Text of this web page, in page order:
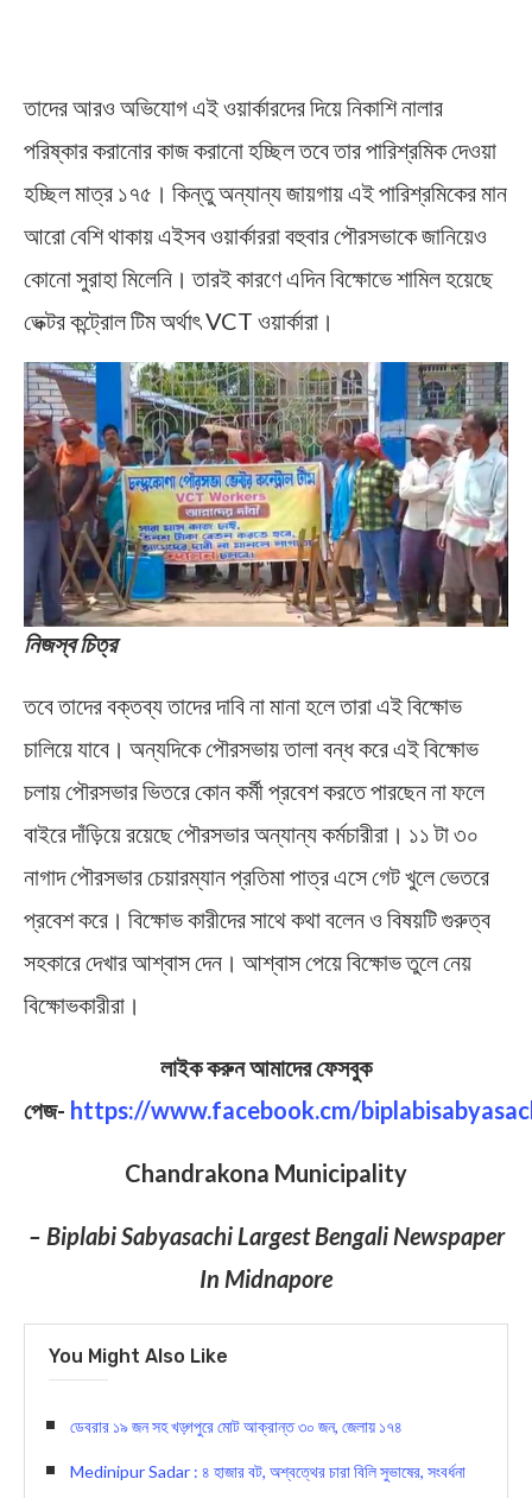
তাদের আরও অভিযোগ এই ওয়ার্কারদের দিয়ে নিকাশি নালার
পরিষ্কার করানোর কাজ করানো হচ্ছিল তবে তার পারিশ্রমিক দেওয়া
হচ্ছিল মাত্র ১৭৫। কিন্তু অন্যান্য জায়গায় এই পারিশ্রমিকের মান
আরো বেশি থাকায় এইসব ওয়ার্কাররা বহুবার পৌরসভাকে জানিয়েও
কোনো সুরাহা মিলেনি। তারই কারণে এদিন বিক্ষোভে শামিল হয়েছে
ভেক্টর কন্ট্রোল টিম অর্থাৎ VCT ওয়ার্কারা।
নিজস্ব চিত্র
তবে তাদের বক্তব্য তাদের দাবি না মানা হলে তারা এই বিক্ষোভ
চালিয়ে যাবে। অন্যদিকে পৌরসভায় তালা বন্ধ করে এই বিক্ষোভ
চলায় পৌরসভার ভিতরে কোন কর্মী প্রবেশ করতে পারছেন না ফলে
বাইরে দাঁড়িয়ে রয়েছে পৌরসভার অন্যান্য কর্মচারীরা। ১১ টা ৩০
নাগাদ পৌরসভার চেয়ারম্যান প্রতিমা পাত্র এসে গেট খুলে ভেতরে
প্রবেশ করে। বিক্ষোভ কারীদের সাথে কথা বলেন ও বিষয়টি গুরুত্ব
সহকারে দেখার আশ্বাস দেন। আশ্বাস পেয়ে বিক্ষোভ তুলে নেয়
বিক্ষোভকারীরা।
লাইক করুন আমাদের ফেসবুক
পেজ- https://www.facebook.cm/
Chandrakona Municipality
– Biplabi Sabyasachi Largest Bengali Newspaper
In Midnapore
You Might Also Like
ডেবরার ১৯ জন সহ খড়্গপুরে মোট আক্রান্ত ৩০ জন, জেলায় ১৭৪
Medinipur Sadar : ৪ হাজার বট, অশ্বত্থের চারা বিলি সুভাষের, সংবর্ধনা